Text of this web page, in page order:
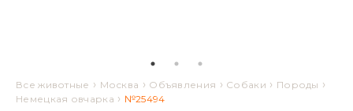
Все животные › Москва › Объявления › Собаки › Породы ›
Немецкая овчарка › №25494